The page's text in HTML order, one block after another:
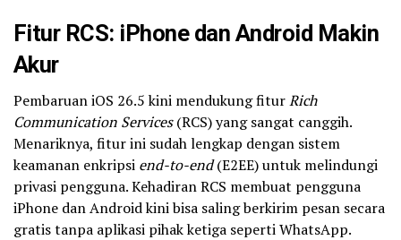
Fitur RCS: iPhone dan Android Makin
Akur
Pembaruan iOS 26.5 kini mendukung fiturRich
Communication Services(RCS) yang sangat canggih.
Menariknya, fitur ini sudah lengkap dengan sistem
keamanan enkripsi end-to-end(E2EE) untuk melindungi
privasi pengguna. Kehadiran RCS membuat pengguna
iPhone dan Android kini bisa saling berkirim pesan secara
gratis tanpa aplikasi pihak ketiga seperti WhatsApp.